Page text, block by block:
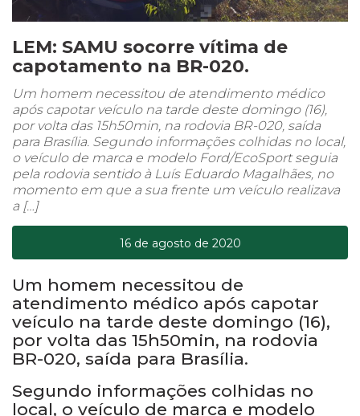
LEM: SAMU socorre vítima de
capotamento na BR-020.
Um homem necessitou de atendimento médico
após capotar veículo na tarde deste domingo (16),
por volta das 15h50min, na rodovia BR-020, saída
para Brasília. Segundo informações colhidas no local,
o veículo de marca e modelo Ford/EcoSport seguia
pela rodovia sentido à Luís Eduardo Magalhães, no
momento em que a sua frente um veículo realizava
a […]
16 de agosto de 2020
Um homem necessitou de
atendimento médico após capotar
veículo na tarde deste domingo (16),
por volta das 15h50min, na rodovia
BR-020, saída para Brasília.
Segundo informações colhidas no
local, o veículo de marca e modelo